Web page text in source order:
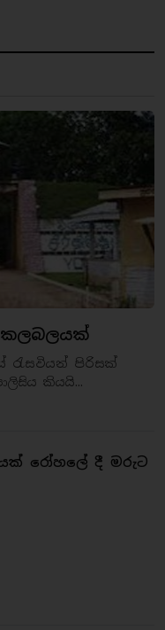
රැසවියන් පිරිසක්
කියයි...
රෝහලේ දී මරුට